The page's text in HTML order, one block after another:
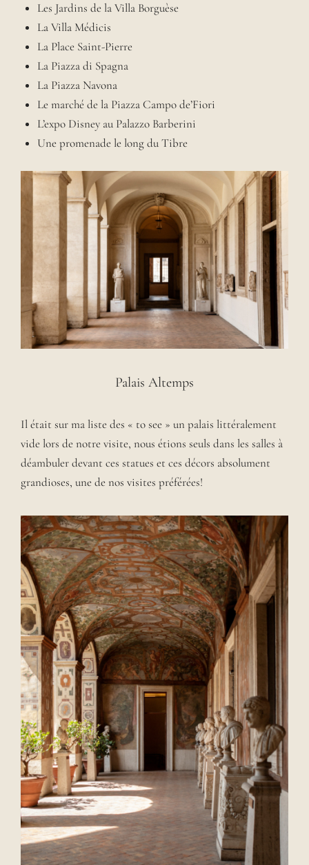
Les Jardins de la Villa Borguèse
La Villa Médicis
La Place Saint-Pierre
La Piazza di Spagna
La Piazza Navona
Le marché de la Piazza Campo de’Fiori
L’expo Disney au Palazzo Barberini
Une promenade le long du Tibre
Palais Altemps
Il était sur ma liste des « to see » un palais littéralement
vide lors de notre visite, nous étions seuls dans les salles à
déambuler devant ces statues et ces décors absolument
grandioses, une de nos visites préférées!